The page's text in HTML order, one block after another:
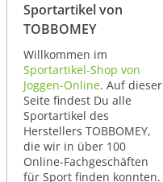
Sportartikel von
TOBBOMEY
Willkommen im
Sportartikel-Shop von
Joggen-Online. Auf dieser
Seite findest Du alle
Sportartikel des
Herstellers TOBBOMEY,
die wir in über 100
Online-Fachgeschäften
für Sport finden konnten.